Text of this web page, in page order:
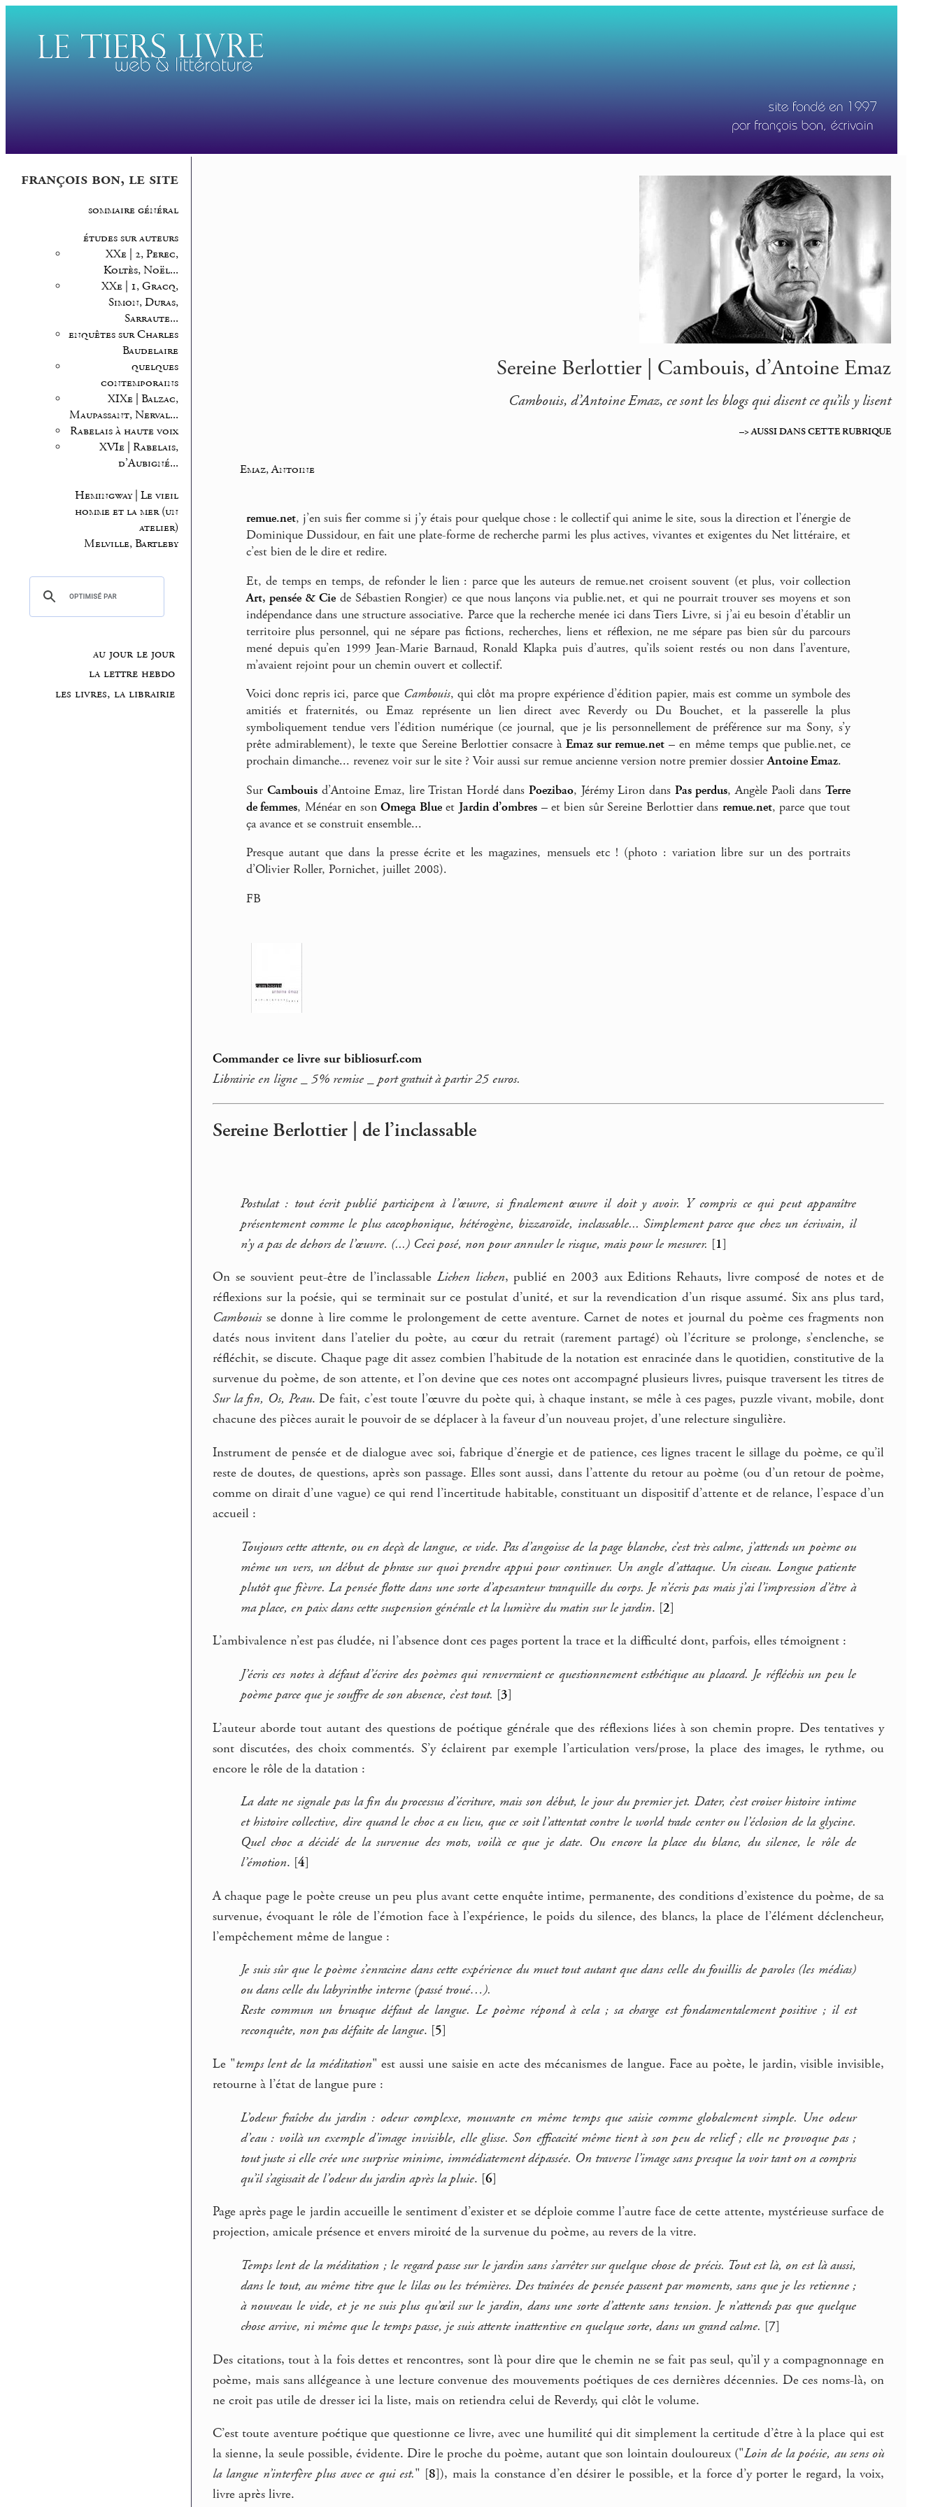
françois bon, le site
sommaire général
études sur auteurs
XXe | 2, Perec,
Koltès, Noël...
XXe | 1, Gracq,
Simon, Duras,
Sarraute...
enquêtes sur Charles
Baudelaire
quelques
contemporains
XIXe | Balzac,
Maupassant, Nerval...
Rabelais à haute voix
XVIe | Rabelais,
d’Aubigné...
Hemingway | Le vieil
homme et la mer (un
atelier)
Melville, Bartleby
au jour le jour
la lettre hebdo
les livres, la librairie
Sereine Berlottier | Cambouis, d’Antoine Emaz
Cambouis, d’Antoine Emaz, ce sont les blogs qui disent ce qu’ils y lisent
–> AUSSI DANS CETTE RUBRIQUE
Emaz, Antoine
remue.net, j’en suis fier comme si j’y étais pour quelque chose : le collectif qui anime le site, sous la direction et l’énergie de
Dominique Dussidour, en fait une plate-forme de recherche parmi les plus actives, vivantes et exigentes du Net littéraire, et
c’est bien de le dire et redire.
Et, de temps en temps, de refonder le lien : parce que les auteurs de remue.net croisent souvent (et plus, voir collection
Art, pensée & Ciede Sébastien Rongier) ce que nous lançons via publie.net, et qui ne pourrait trouver ses moyens et son
indépendance dans une structure associative. Parce que la recherche menée ici dans Tiers Livre, si j’ai eu besoin d’établir un
territoire plus personnel, qui ne sépare pas fictions, recherches, liens et réflexion, ne me sépare pas bien sûr du parcours
mené depuis qu’en 1999 Jean-Marie Barnaud, Ronald Klapka puis d’autres, qu’ils soient restés ou non dans l’aventure,
m’avaient rejoint pour un chemin ouvert et collectif.
Voici donc repris ici, parce que Cambouis, qui clôt ma propre expérience d’édition papier, mais est comme un symbole des
amitiés et fraternités, ou Emaz représente un lien direct avec Reverdy ou Du Bouchet, et la passerelle la plus
symboliquement tendue vers l’édition numérique (ce journal, que je lis personnellement de préférence sur ma Sony, s’y
prête admirablement), le texte que Sereine Berlottier consacre àEmaz sur remue.net – en même temps que publie.net, ce
prochain dimanche... revenez voir sur le site ? Voir aussi sur remue ancienne version notre premier dossierAntoine Emaz.
Sur Cambouisd’Antoine Emaz, lire Tristan Hordé dans Poezibao, Jérémy Liron dansPas perdus, Angèle Paoli dansTerre
de femmes, Ménéar en sonOmega Blueet Jardin d’ombres – et bien sûr Sereine Berlottier dans remue.net, parce que tout
ça avance et se construit ensemble...
Presque autant que dans la presse écrite et les magazines, mensuels etc ! (photo : variation libre sur un des portraits
d’Olivier Roller, Pornichet, juillet 2008).
FB
Commander ce livre sur bibliosurf.com
Librairie en ligne _ 5% remise _ port gratuit à partir 25 euros.
Sereine Berlottier | de l’inclassable
Postulat : tout écrit publié participera à l’œuvre, si finalement œuvre il doit y avoir. Y compris ce qui peut apparaître
présentement comme le plus cacophonique, hétérogène, bizzaroïde, inclassable... Simplement parce que chez un écrivain, il
n’y a pas de dehors de l’œuvre. (...) Ceci posé, non pour annuler le risque, mais pour le mesurer. [1]
On se souvient peut-être de l’inclassableLichen lichen, publié en 2003 aux Editions Rehauts, livre composé de notes et de
réflexions sur la poésie, qui se terminait sur ce postulat d’unité, et sur la revendication d’un risque assumé. Six ans plus tard,
Cambouisse donne à lire comme le prolongement de cette aventure. Carnet de notes et journal du poème ces fragments non
datés nous invitent dans l’atelier du poète, au cœur du retrait (rarement partagé) où l’écriture se prolonge, s’enclenche, se
réfléchit, se discute. Chaque page dit assez combien l’habitude de la notation est enracinée dans le quotidien, constitutive de la
survenue du poème, de son attente, et l’on devine que ces notes ont accompagné plusieurs livres, puisque traversent les titres de
Sur la fin, Os, Peau. De fait, c’est toute l’œuvre du poète qui, à chaque instant, se mêle à ces pages, puzzle vivant, mobile, dont
chacune des pièces aurait le pouvoir de se déplacer à la faveur d’un nouveau projet, d’une relecture singulière.
Instrument de pensée et de dialogue avec soi, fabrique d’énergie et de patience, ces lignes tracent le sillage du poème, ce qu’il
reste de doutes, de questions, après son passage. Elles sont aussi, dans l’attente du retour au poème (ou d’un retour de poème,
comme on dirait d’une vague) ce qui rend l’incertitude habitable, constituant un dispositif d’attente et de relance, l’espace d’un
accueil :
Toujours cette attente, ou en deçà de langue, ce vide. Pas d’angoisse de la page blanche, c’est très calme, j’attends un poème ou
même un vers, un début de phrase sur quoi prendre appui pour continuer. Un angle d’attaque. Un ciseau. Longue patiente
plutôt que fièvre. La pensée flotte dans une sorte d’apesanteur tranquille du corps. Je n’écris pas mais j’ai l’impression d’être à
ma place, en paix dans cette suspension générale et la lumière du matin sur le jardin. [2]
L’ambivalence n’est pas éludée, ni l’absence dont ces pages portent la trace et la difficulté dont, parfois, elles témoignent :
J’écris ces notes à défaut d’écrire des poèmes qui renverraient ce questionnement esthétique au placard. Je réfléchis un peu le
poème parce que je souffre de son absence, c’est tout. [3]
L’auteur aborde tout autant des questions de poétique générale que des réflexions liées à son chemin propre. Des tentatives y
sont discutées, des choix commentés. S’y éclairent par exemple l’articulation vers/prose, la place des images, le rythme, ou
encore le rôle de la datation :
La date ne signale pas la fin du processus d’écriture, mais son début, le jour du premier jet. Dater, c’est croiser histoire intime
et histoire collective, dire quand le choc a eu lieu, que ce soit l’attentat contre le world trade center ou l’éclosion de la glycine.
Quel choc a décidé de la survenue des mots, voilà ce que je date. Ou encore la place du blanc, du silence, le rôle de
l’émotion. [4]
A chaque page le poète creuse un peu plus avant cette enquête intime, permanente, des conditions d’existence du poème, de sa
survenue, évoquant le rôle de l’émotion face à l’expérience, le poids du silence, des blancs, la place de l’élément déclencheur,
l’empêchement même de langue :
Je suis sûr que le poème s’enracine dans cette expérience du muet tout autant que dans celle du fouillis de paroles (les médias)
ou dans celle du labyrinthe interne (passé troué…).
Reste commun un brusque défaut de langue. Le poème répond à cela ; sa charge est fondamentalement positive ; il est
reconquête, non pas défaite de langue. [5]
Le "temps lent de la méditation" est aussi une saisie en acte des mécanismes de langue. Face au poète, le jardin, visible invisible,
retourne à l’état de langue pure :
L’odeur fraîche du jardin : odeur complexe, mouvante en même temps que saisie comme globalement simple. Une odeur
d’eau : voilà un exemple d’image invisible, elle glisse. Son efficacité même tient à son peu de relief ; elle ne provoque pas ;
tout juste si elle crée une surprise minime, immédiatement dépassée. On traverse l’image sans presque la voir tant on a compris
qu’il s’agissait de l’odeur du jardin après la pluie. [6]
Page après page le jardin accueille le sentiment d’exister et se déploie comme l’autre face de cette attente, mystérieuse surface de
projection, amicale présence et envers miroité de la survenue du poème, au revers de la vitre.
Temps lent de la méditation ; le regard passe sur le jardin sans s’arrêter sur quelque chose de précis. Tout est là, on est là aussi,
dans le tout, au même titre que le lilas ou les trémières. Des traînées de pensée passent par moments, sans que je les retienne ;
à nouveau le vide, et je ne suis plus qu’œil sur le jardin, dans une sorte d’attente sans tension. Je n’attends pas que quelque
chose arrive, ni même que le temps passe, je suis attente inattentive en quelque sorte, dans un grand calme. [7]
Des citations, tout à la fois dettes et rencontres, sont là pour dire que le chemin ne se fait pas seul, qu’il y a compagnonnage en
poème, mais sans allégeance à une lecture convenue des mouvements poétiques de ces dernières décennies. De ces noms-là, on
ne croit pas utile de dresser ici la liste, mais on retiendra celui de Reverdy, qui clôt le volume.
C’est toute aventure poétique que questionne ce livre, avec une humilité qui dit simplement la certitude d’être à la place qui est
la sienne, la seule possible, évidente. Dire le proche du poème, autant que son lointain douloureux ("Loin de la poésie, au sens où
la langue n’interfère plus avec ce qui est." [8]), mais la constance d’en désirer le possible, et la force d’y porter le regard, la voix,
livre après livre.